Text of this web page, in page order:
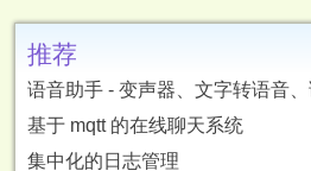
推荐
语音助手 - 变声器、文字转语音
基于 mqtt 的在线聊天系统
集中化的日志管理